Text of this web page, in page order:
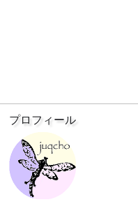
プロフィール